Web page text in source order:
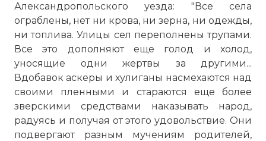
Александропольского уезда: "Все села
ограблены, нет ни крова, ни зерна, ни одежды,
ни топлива. Улицы сел переполнены трупами.
Все это дополняют еще голод и холод,
уносящие одни жертвы за другими...
Вдобавок аскеры и хулиганы насмехаются над
своими пленными и стараются еще более
зверскими средствами наказывать народ,
радуясь и получая от этого удовольствие. Они
подвергают разным мучениям родителей,